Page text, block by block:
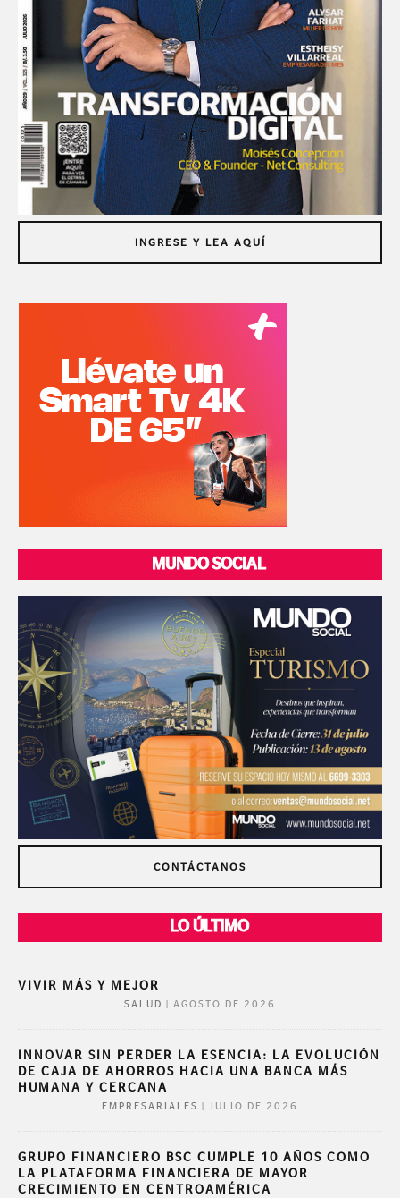
INGRESE Y LEA AQUÍ
MUNDO SOCIAL
CONTÁCTANOS
LO ÚLTIMO
VIVIR MÁS Y MEJOR
SALUD AGOSTO DE 2026
INNOVAR SIN PERDER LA ESENCIA: LA EVOLUCIÓN
DE CAJA DE AHORROS HACIA UNA BANCA MÁS
HUMANA Y CERCANA
EMPRESARIALES JULIO DE 2026
GRUPO FINANCIERO BSC CUMPLE 10 AÑOS COMO
LA PLATAFORMA FINANCIERA DE MAYOR
CRECIMIENTO EN CENTROAMÉRICA